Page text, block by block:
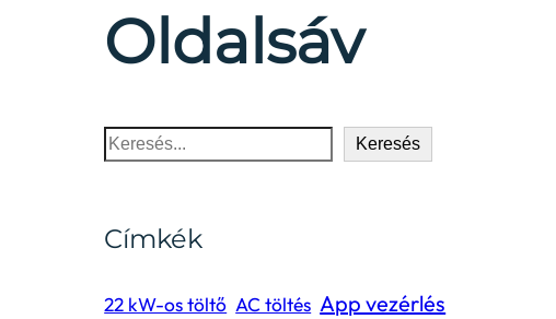
Oldalsáv
Keresés
Címkék
22 kW-os töltő AC töltés App vezérlés